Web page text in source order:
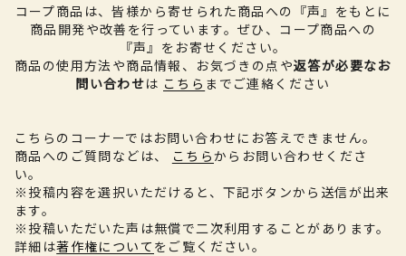
コープ商品は、皆様から寄せられた商品への『声』をもとに
商品開発や改善を行っています。 ぜひ、コープ商品への
『声』をお寄せください。
商品の使用方法や商品情報、お気づきの点や返答が必要なお
問い合わせは こちら までご連絡ください
こちらのコーナーではお問い合わせにお答えできません。
商品へのご質問などは、
こちらからお問い合わせくださ
い。
※投稿内容を選択いただけると、下記ボタンから送信が出来
ます。
※投稿いただいた声は無償で二次利用することがあります。
詳細は著作権について をご覧ください。